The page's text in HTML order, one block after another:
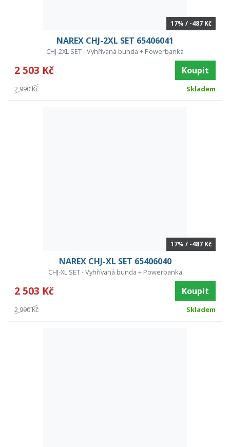
17% / -487 Kč
NAREX CHJ-2XL SET 65406041
CHJ-2XL SET - Vyhřívaná bunda + Powerbanka
2 503 Kč Koupit
2 990 Kč Skladem
17% / -487 Kč
NAREX CHJ-XL SET 65406040
CHJ-XL SET - Vyhřívaná bunda + Powerbanka
2 503 Kč Koupit
2 990 Kč Skladem